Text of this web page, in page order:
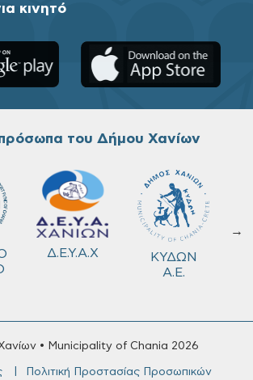
κινητό
του Δήμου Χανίων
Δ.Ε.Υ.Α.Χ
ΚΥΔΩΝ
Α.Ε.
→
• Municipality of Chania 2026
Πολιτική Προστασίας Προσωπικών